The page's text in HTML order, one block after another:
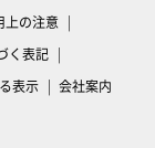
上の注意
く表記
表示 会社案内